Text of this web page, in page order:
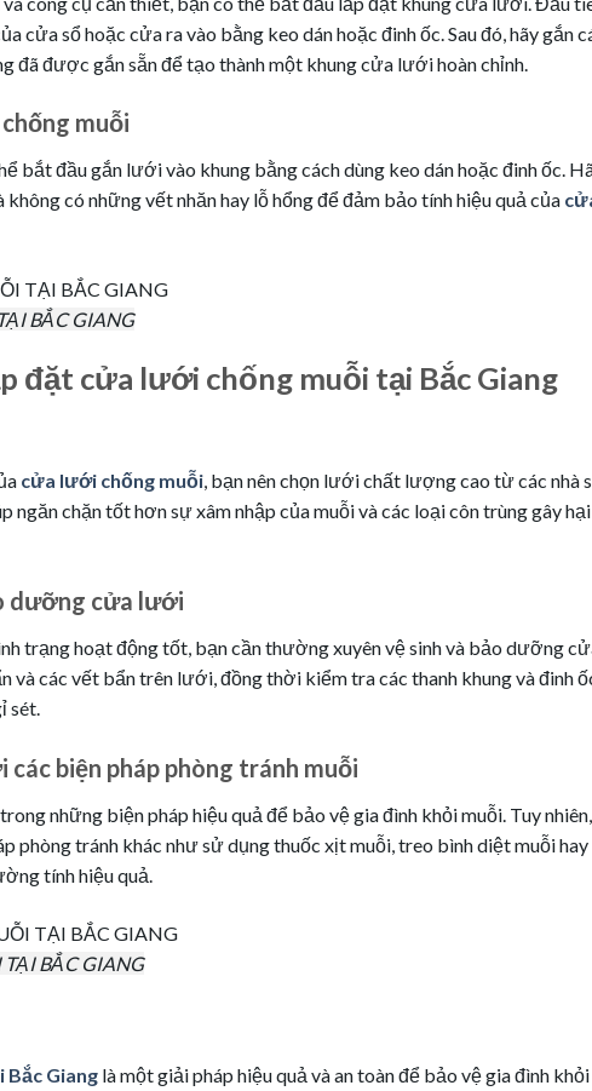
cửa sổ hoặc cửa ra vào bằng keo dán hoặc đinh ốc. Sau đó, hãy gắn
đã được gắn sẵn để tạo thành một khung cửa lưới hoàn chỉnh.
muỗi
bắt đầu gắn lưới vào khung bằng cách dùng keo dán hoặc đinh ốc.
có những vết nhăn hay lỗ hổng để đảm bảo tính hiệu quả của
BẮC GIANG
đặt cửa lưới chống muỗi tại Bắc Giang
cửa lưới chống muỗi, bạn nên chọn lưới chất lượng cao từ các nhà
chặn tốt hơn sự xâm nhập của muỗi và các loại côn trùng gây hại
dưỡng cửa lưới
trạng hoạt động tốt, bạn cần thường xuyên vệ sinh và bảo dưỡng
và các vết bẩn trên lưới, đồng thời kiểm tra các thanh khung và đinh
sét.
biện pháp phòng tránh muỗi
những biện pháp hiệu quả để bảo vệ gia đình khỏi muỗi. Tuy nhiên,
phòng tránh khác như sử dụng thuốc xịt muỗi, treo bình diệt muỗi hay
tính hiệu quả.
BẮC GIANG
Giang là một giải pháp hiệu quả và an toàn để bảo vệ gia đình khỏi